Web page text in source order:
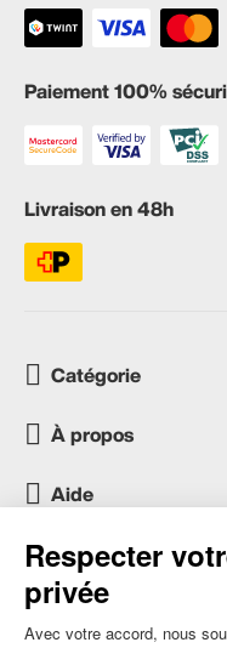
Paiement 100%
Livraison en 48h
Catégorie
À propos
Aide
Service client